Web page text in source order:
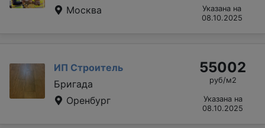
Москва
Указана на
08.10.2025
ИП Строитель
Бригада
Оренбург
55002
руб/м2
Указана на
08.10.2025